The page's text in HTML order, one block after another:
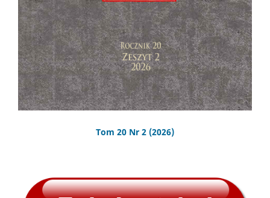
Tom 20 Nr 2 (2026)